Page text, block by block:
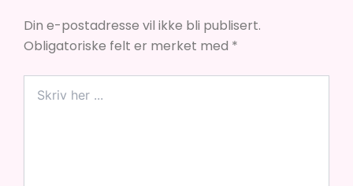
Din e-postadresse vil ikke bli publisert.
Obligatoriske felt er merket med *
her